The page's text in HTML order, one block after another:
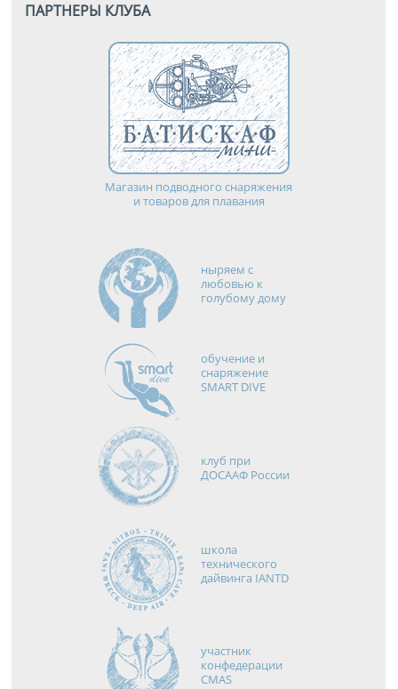
ПАРТНЕРЫ КЛУБА
Магазин подводного снаряжения
и товаров для плавания
ныряем с
любовью к
голубому дому
обучение и
снаряжение
SMART DIVE
клуб при
ДОСААФ России
школа
технического
дайвинга IANTD
участник
конфедерации
CMAS